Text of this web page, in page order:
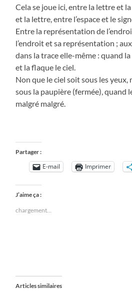
Cela se joue ici, entre la lettre et
et la lettre, entre l’espace et le
Entre la représentation de
l’endroit et sa représentation ;
dans la trace elle-même : quand
et la flaque le ciel.
Non que le ciel soit sous les yeux,
sous la paupière (fermée), quand
malgré malgré.
Partager :
E-mail Imprimer
J’aime ça :
chargement…
Articles similaires